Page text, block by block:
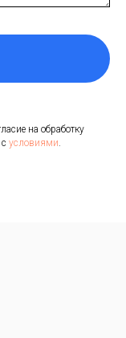
на обработку
условиями.